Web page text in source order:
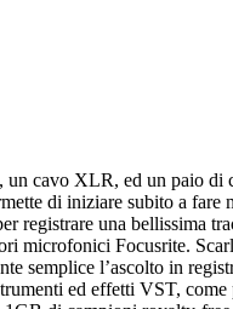
un cavo XLR, ed un paio
di iniziare subito a fare
registrare una bellissima
microfonici Focusrite.
semplice l’ascolto in
ed effetti VST, come